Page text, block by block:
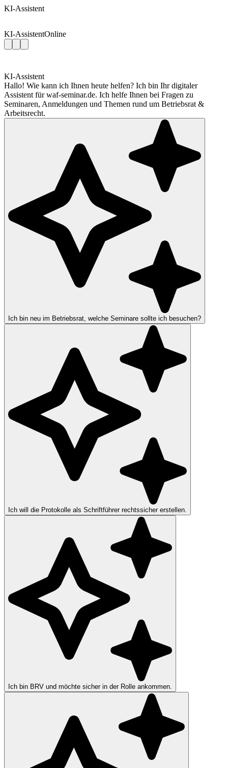
KI-Assistent
KI-AssistentOnline
KI-Assistent
Hallo! Wie kann ich Ihnen heute helfen? Ich bin Ihr digitaler
Assistent für waf-seminar.de. Ich helfe Ihnen bei Fragen zu
Seminaren, Anmeldungen und Themen rund um Betriebsrat &
Arbeitsrecht.
Ich bin neu im Betriebsrat, welche Seminare sollte ich besuchen?
Ich will die Protokolle als Schriftführer rechtssicher erstellen.
Ich bin BRV und möchte sicher in der Rolle ankommen.